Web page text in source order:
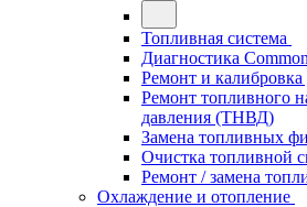
Топливная система
Диагностика
Ремонт и
Ремонт топливного
давления (ТНВД)
Замена топливных
Очистка топливной
Ремонт / замена
Охлаждение и отопление